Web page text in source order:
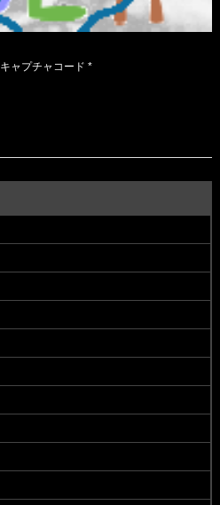
キャプチャコード *